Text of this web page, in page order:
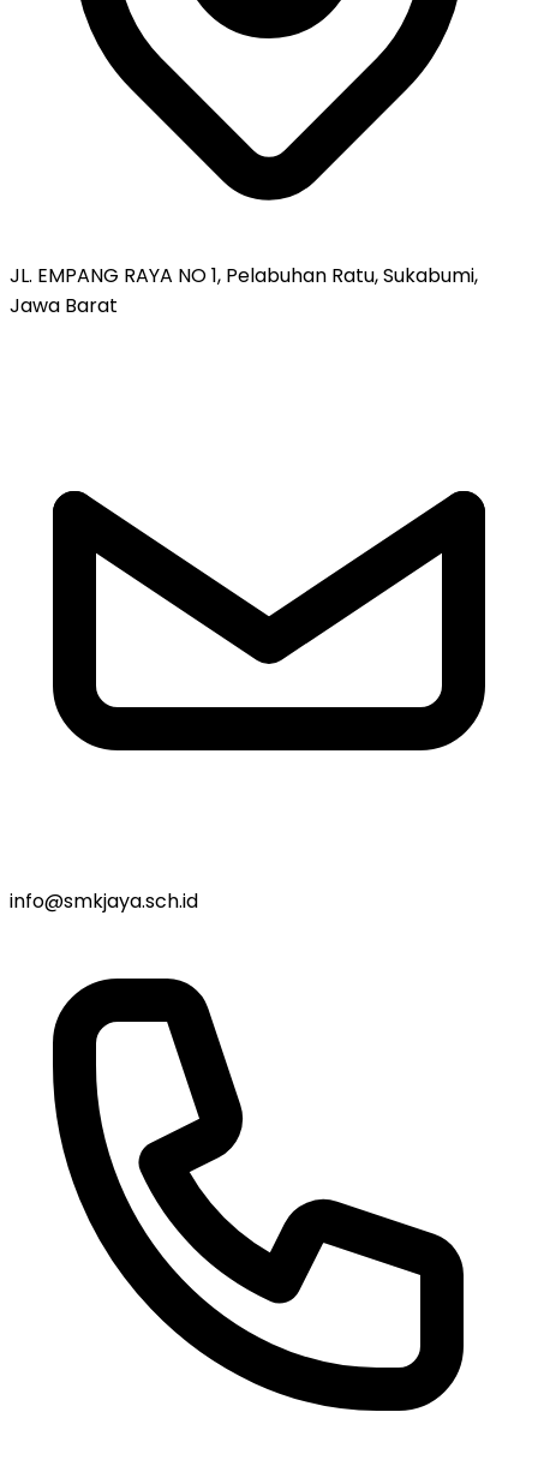
JL. EMPANG RAYA NO 1, Pelabuhan Ratu, Sukabumi,
Jawa Barat
info@smkjaya.sch.id